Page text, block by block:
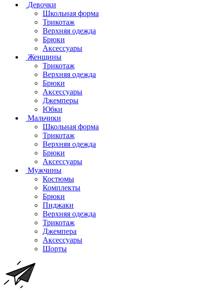
Девочки
Школьная форма
Трикотаж
Верхняя одежда
Брюки
Аксессуары
Женщины
Трикотаж
Верхняя одежда
Брюки
Аксессуары
Джемперы
Юбки
Мальчики
Школьная форма
Трикотаж
Верхняя одежда
Брюки
Аксессуары
Мужчины
Костюмы
Комплекты
Брюки
Пиджаки
Верхняя одежда
Трикотаж
Джемпера
Аксессуары
Шорты